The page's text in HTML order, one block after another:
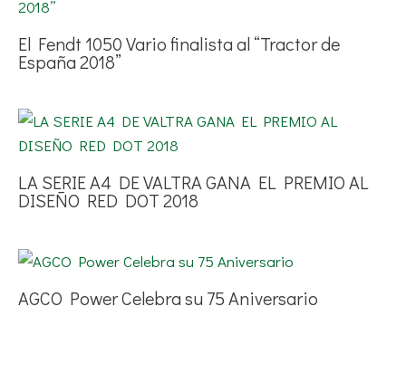
El Fendt 1050 Vario finalista al “Tractor de
España 2018”
LA SERIE A4 DE VALTRA GANA EL PREMIO AL
DISEÑO RED DOT 2018
AGCO Power Celebra su 75 Aniversario